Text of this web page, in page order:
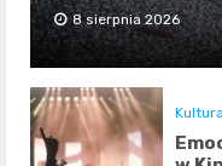
8 sierpnia 2026
Kultura